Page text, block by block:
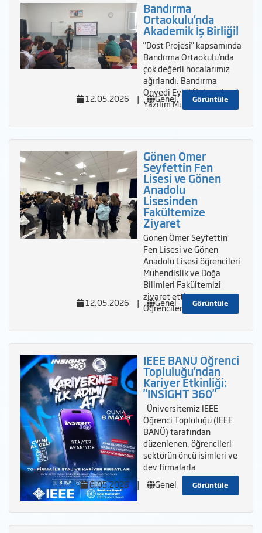
Bandırma
Ortaokulu’nda
Akademik İş Birliği!
"Dost Projesi" kapsamında
Bandırma Ortaokulu’nda
çok değerli hocalarımız
ağırlandı. Bandırma
Onyedi Eylül Üniversitesi
Yazılım Mühendisliği B&
Görüntüle
12.05.2026 | Genel
Gönen Ömer
Seyfettin Fen
Lisesi ve Gönen
Anadolu
Lisesinden
Fakültemize
Ziyaret
Gönen Ömer Seyfettin
Fen Lisesi ve Gönen
Anadolu Lisesi öğrencileri
Mühendislik ve Doğa
Bilimleri Fakültemizi
ziyaret etti.
Öğrencilerimize fak&u
Görüntüle
12.05.2026 | Genel
IEEE BANÜ Öğrenci
Topluluğu’ndan
Kariyer Etkinliği:
"INSIGHT 360"
Üniversitemiz IEEE
Öğrenci Topluluğu (IEEE
BANÜ) tarafından
düzenlenen, öğrencileri
sektörün öncü isimleri ve
dev firmalarla
Görüntüle
6.05.2026 | Genel